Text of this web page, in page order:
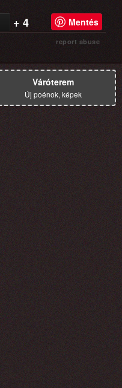
+ 4 Mentés
report abuse
Váróterem
Új poénok, képek